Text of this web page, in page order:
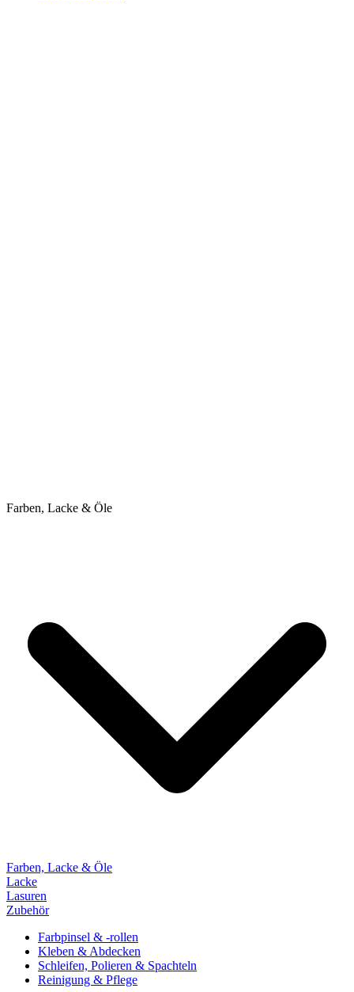
Farben, Lacke & Öle
Farben, Lacke & Öle
Lacke
Lasuren
Zubehör
Farbpinsel & -rollen
Kleben & Abdecken
Schleifen, Polieren & Spachteln
Reinigung & Pflege